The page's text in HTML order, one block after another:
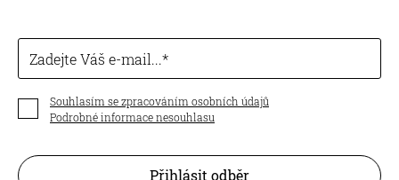
Zadejte Váš e-mail...
Souhlasím se zpracováním osobních údajů
Podrobné informace nesouhlasu
Přihlásit odběr